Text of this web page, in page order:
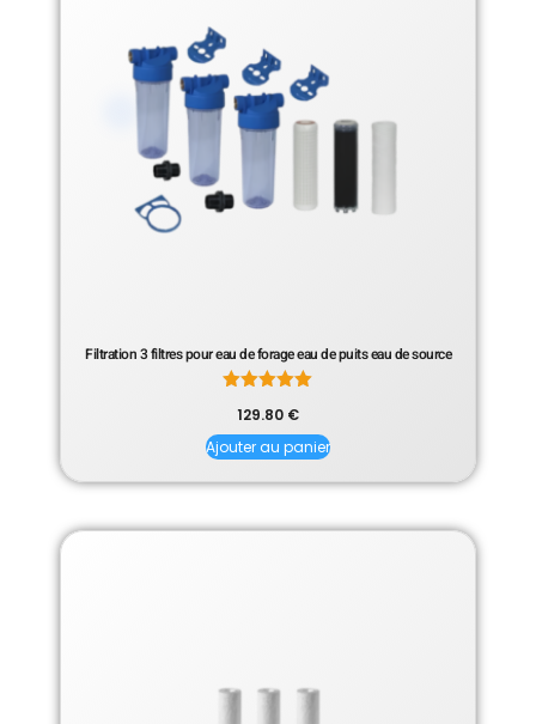
Filtration 3 filtres pour eau de forage eau de puits eau de source
5.00
sur 5
129.80 €
Ajouter au panier